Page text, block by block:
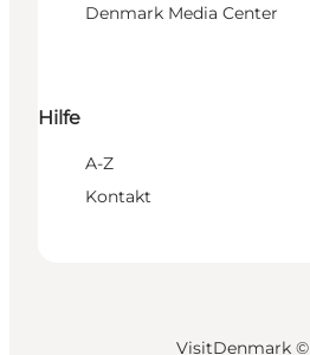
Denmark Media Center
Hilfe
A-Z
Kontakt
VisitDenmark ©